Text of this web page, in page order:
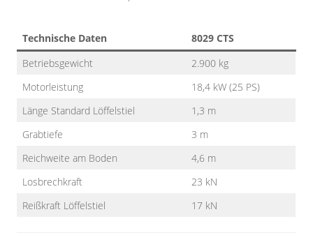
Technische Daten
8029 CTS
Betriebsgewicht
2.900 kg
Motorleistung
18,4 kW (25 PS)
Länge Standard Löffelstiel
1,3 m
Grabtiefe
3 m
Reichweite am Boden
4,6 m
Losbrechkraft
23 kN
Reißkraft Löffelstiel
17 kN